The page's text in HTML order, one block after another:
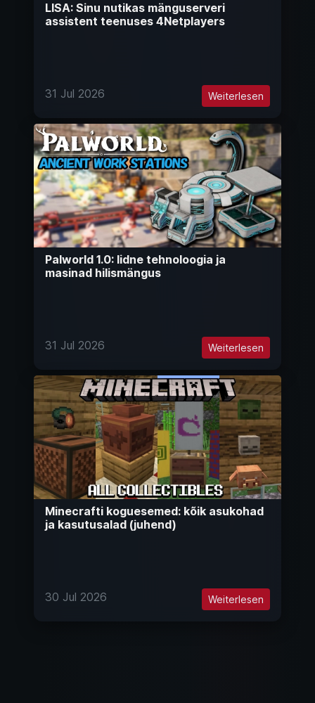
LISA: Sinu nutikas mänguserveri
assistent teenuses 4Netplayers
31 Jul 2026 Weiterlesen
Palworld 1.0: Iidne tehnoloogia ja
masinad hilismängus
31 Jul 2026 Weiterlesen
Minecrafti koguesemed: kõik asukohad
ja kasutusalad (juhend)
30 Jul 2026 Weiterlesen